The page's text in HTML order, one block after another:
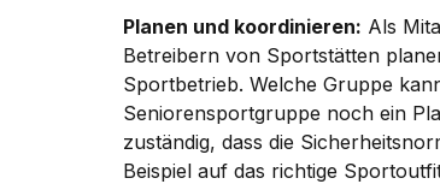
Planen und koordinieren: Als
Betreibern von Sportstätten
Sportbetrieb. Welche Gruppe
Seniorensportgruppe noch ein
zuständig, dass die
Beispiel auf das richtige